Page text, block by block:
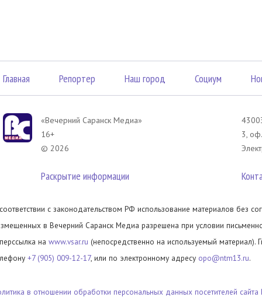
Главная Репортер Наш город Социум
«Вечерний Саранск Mедиа»
16+
© 2026
Раскрытие информации
3,
с законодательством РФ использование материалов без
в Вечерний Саранск Медиа разрешена при условии
на www.vsar.ru (непосредственно на используемый материал).
+7 (905) 009-12-17, или по электронному адресу opo@ntm13.ru.
в отношении обработки персональных данных посетителей